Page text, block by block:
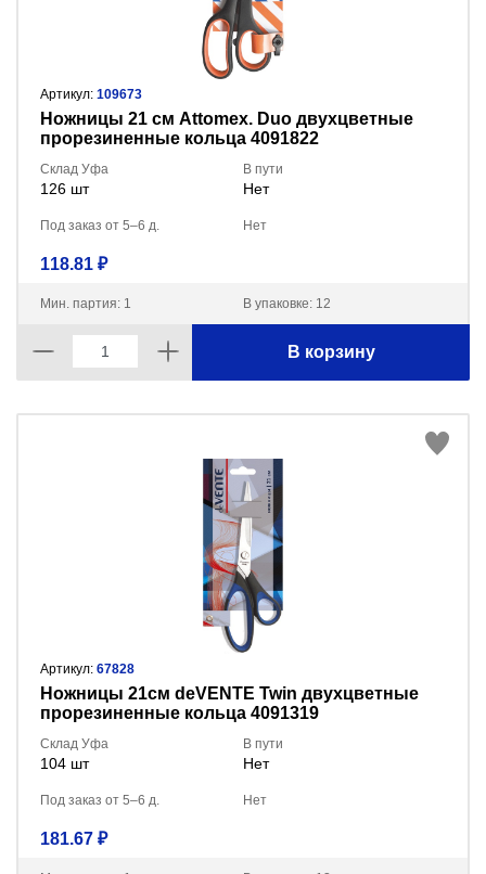
Артикул: 109673
Ножницы 21 см Attomex. Duo двухцветные
прорезиненные кольца 4091822
Склад Уфа
126 шт
В пути
Нет
Под заказ от 5–6 д. Нет
118.81 ₽
Мин. партия: 1 В упаковке: 12
В корзину
Артикул: 67828
Ножницы 21см deVENTE Twin двухцветные
прорезиненные кольца 4091319
Склад Уфа
104 шт
В пути
Нет
Под заказ от 5–6 д. Нет
181.67 ₽